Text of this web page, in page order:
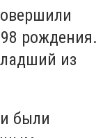
рождения.
из
были